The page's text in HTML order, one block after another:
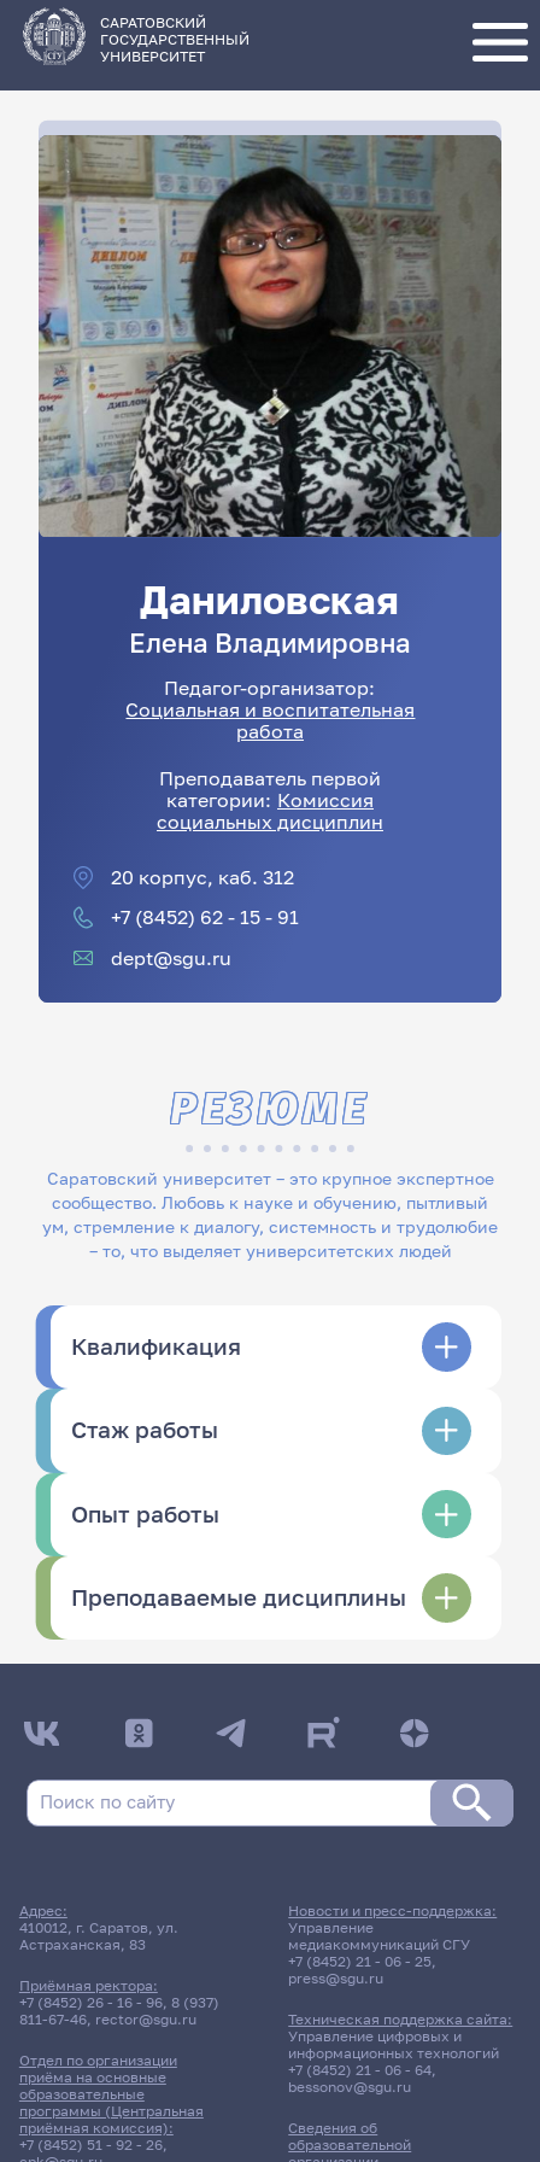
основному
содержанию
САРАТОВСКИЙ
ГОСУДАРСТВЕННЫЙ
УНИВЕРСИТЕТ
Даниловская
Елена Владимировна
Педагог-организатор:
Социальная и воспитательная
работа
Преподаватель первой
категории: Комиссия
социальных дисциплин
20 корпус, каб. 312
+7 (8452) 62 - 15 - 91
dept@sgu.ru
Саратовский университет – это крупное экспертное
сообщество. Любовь к науке и обучению, пытливый
ум, стремление к диалогу, системность и трудолюбие
– то, что выделяет университетских людей
РЕЗЮМЕ
Квалификация
Стаж работы
Опыт работы
Преподаваемые дисциплины
Адрес:
410012, г. Саратов, ул.
Астраханская, 83
Приёмная ректора:
+7 (8452) 26 - 16 - 96, 8 (937)
811-67-46, rector@sgu.ru
Отдел по организации
приёма на основные
образовательные
программы (Центральная
приёмная комиссия):
+7 (8452) 51 - 92 - 26,
Сведения об
образовательной
Новости и пресс-поддержка:
Управление
медиакоммуникаций СГУ
+7 (8452) 21 - 06 - 25,
press@sgu.ru
Техническая поддержка сайта:
Управление цифровых и
информационных технологий
+7 (8452) 21 - 06 - 64,
bessonov@sgu.ru